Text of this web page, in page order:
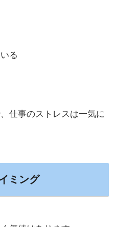
る
仕事のストレスは一気に
ミング